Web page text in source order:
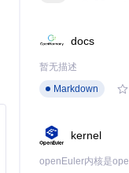
docs
暂无描述
Markdown
kernel